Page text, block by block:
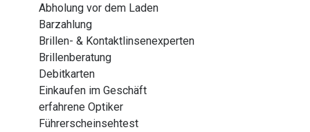
Abholung vor dem Laden
Barzahlung
Brillen- & Kontaktlinsenexperten
Brillenberatung
Debitkarten
Einkaufen im Geschäft
erfahrene Optiker
Führerscheinsehtest